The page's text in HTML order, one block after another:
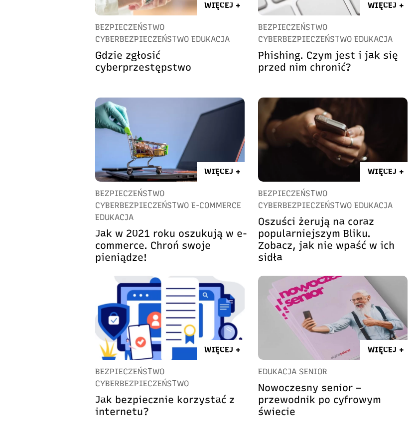
WIĘCEJ +
BEZPIECZEŃSTWO
CYBERBEZPIECZEŃSTWO EDUKACJA
Gdzie zgłosić
cyberprzestępstwo
WIĘCEJ +
BEZPIECZEŃSTWO
CYBERBEZPIECZEŃSTWO EDUKACJA
Phishing. Czym jest i jak się
przed nim chronić?
WIĘCEJ +
BEZPIECZEŃSTWO
CYBERBEZPIECZEŃSTWO E-COMMERCE
EDUKACJA
Jak w 2021 roku oszukują w e-
commerce. Chroń swoje
pieniądze!
WIĘCEJ +
BEZPIECZEŃSTWO
CYBERBEZPIECZEŃSTWO EDUKACJA
Oszuści żerują na coraz
popularniejszym Bliku.
Zobacz, jak nie wpaść w ich
sidła
WIĘCEJ +
BEZPIECZEŃSTWO
CYBERBEZPIECZEŃSTWO
Jak bezpiecznie korzystać z
internetu?
WIĘCEJ +
EDUKACJA SENIOR
Nowoczesny senior –
przewodnik po cyfrowym
świecie